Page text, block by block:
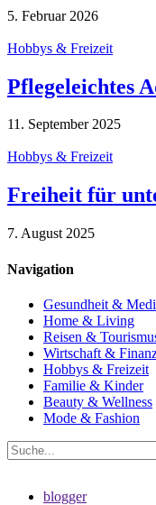
5. Februar 2026
Hobbys & Freizeit
Pflegeleichtes
11. September 2025
Hobbys & Freizeit
Freiheit für
7. August 2025
Navigation
Gesundheit &
Home & Living
Reisen &
Wirtschaft &
Hobbys & Freizeit
Familie & Kinder
Beauty & Wellness
Mode & Fashion
blogger